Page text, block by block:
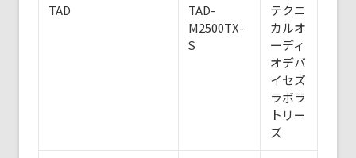
TAD
TAD-
M2500TX-
S
テクニ
カルオ
ーディ
オデバ
イセズ
ラボラ
トリー
ズ